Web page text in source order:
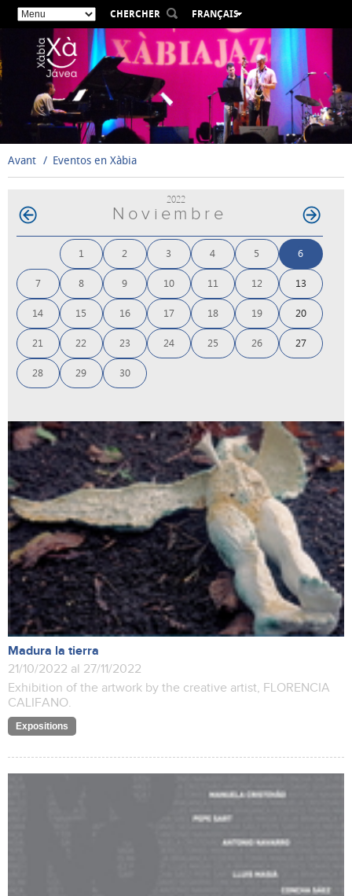
CHERCHER
FRANÇAIS
ESPAÑOL
VALENCIÀ
ENGLISH
DEUTSCH
РУССКИЙ
Avant Eventos en Xàbia
2022
Noviembre
1 2 3 4 5 6
7 8 9 10 11 12 13
14 15 16 17 18 19 20
21 22 23 24 25 26 27
28 29 30
Madura la tierra
21/10/2022 al 27/11/2022
Exhibition of the artwork by the creative artist, FLORENCIA
CALIFANO.
Expositions